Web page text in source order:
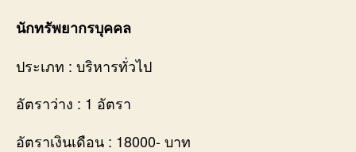
นักทรัพยากรบุคคล
ประเภท : บริหารทั่วไป
อัตราว่าง : 1 อัตรา
อัตราเงินเดือน : 18000- บาท